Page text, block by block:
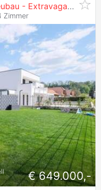
Einfamilienhaus
Zimmer
€ 649.000,-